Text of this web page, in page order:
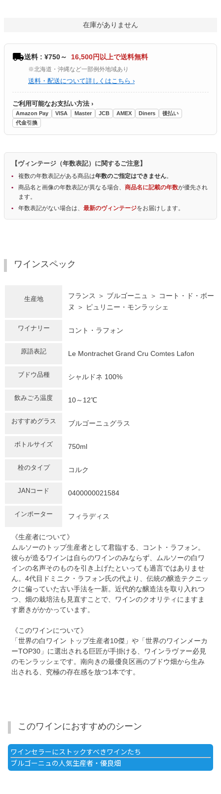
在庫がありません
送料 : ¥750～ 16,500円以上で送料無料
※北海道・沖縄など一部例外地域あり
送料・配送について詳しくはこちら ›
ご利用可能なお支払い方法 ›
Amazon Pay VISA Master JCB AMEX Diners
後払い
代金引換
【ヴィンテージ（年数表記）に関するご注意】
複数の年数表記がある商品は年数のご指定はできません。
商品名と画像の年数表記が異なる場合、 商品名に記載の年数が優先され
ます。
年数表記がない場合は、 最新のヴィンテージをお届けします。
ワインスペック
生産地
フランス ＞ ブルゴーニュ ＞ コート・ド・ボー
ヌ ＞ ピュリニー・モンラッシェ
ワイナリー コント・ラフォン
原語表記 Le Montrachet Grand Cru Comtes Lafon
ブドウ品種 シャルドネ 100%
飲みごろ温度 10～12℃
おすすめグラス ブルゴーニュグラス
ボトルサイズ 750ml
栓のタイプ コルク
JANコード 0400000021584
インポーター フィラディス
《生産者について》
ムルソーのトップ生産者として君臨する、コント・ラフォン。
彼らが造るワインは自らのワインのみならず、ムルソーの白ワ
インの名声そのものを引き上げたといっても過言ではありませ
ん。4代目ドミニク・ラフォン氏の代より、伝統の醸造テクニッ
クに偏っていた古い手法を一新。近代的な醸造法を取り入れつ
つ、畑の栽培法も見直すことで、ワインのクオリティにますま
す磨きがかかっています。
《このワインについて》
「世界の白ワイン トップ生産者10傑」や「世界のワインメーカ
ーTOP30」に選出される巨匠が手掛ける、ワインラヴァー必見
のモンラッシェです。南向きの最優良区画のブドウ畑から生み
出される、究極の存在感を放つ1本です。
このワインにおすすめのシーン
ワインセラーにストックすべきワインたち
ブルゴーニュの人気生産者・優良畑